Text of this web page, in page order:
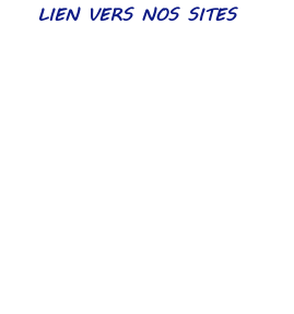
LIEN VERS NOS SITES